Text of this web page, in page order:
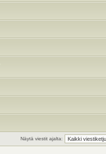
Näytä viestit ajalta: